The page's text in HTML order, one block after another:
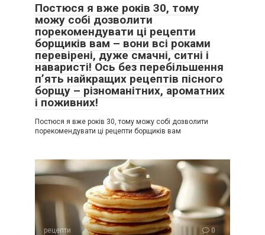
Постюся я вже років 30, тому
можу собі дозволити
порекомендувати ці рецепти
борщиків вам – вони всі роками
перевірені, дуже смачні, ситні і
наваристі! Ось без перебільшення
п’ять найкращих рецептів пісного
борщу – різноманітних, ароматних
і поживних!
Постюся я вже років 30, тому можу собі дозволити
порекомендувати ці рецепти борщиків вам
рецепти 0